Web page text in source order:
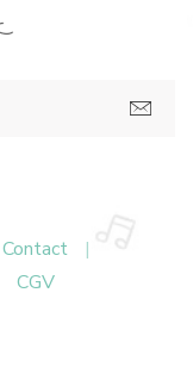
Contact
|
CGV